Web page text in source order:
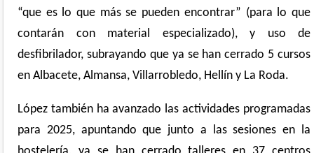
“que es lo que más se pueden encontrar” (para lo que
contarán con material especializado), y uso de
desfibrilador, subrayando que ya se han cerrado 5 cursos
en Albacete, Almansa, Villarrobledo, Hellín y La Roda.
López también ha avanzado las actividades programadas
para 2025, apuntando que junto a las sesiones en la